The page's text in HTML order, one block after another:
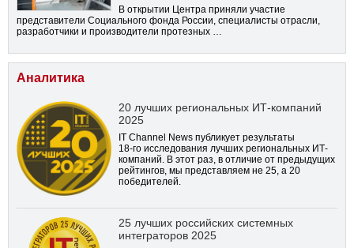
В открытии Центра приняли участие
представители Социального фонда России, специалисты отрасли,
разработчики и производители протезных …
Аналитика
20 лучших региональных ИТ-компаний
2025
IT Channel News публикует результаты
18-го исследования лучших региональных ИТ-
компаний. В этот раз, в отличие от предыдущих
рейтингов, мы представляем не 25, а 20
победителей.
25 лучших российских системных
интеграторов 2025